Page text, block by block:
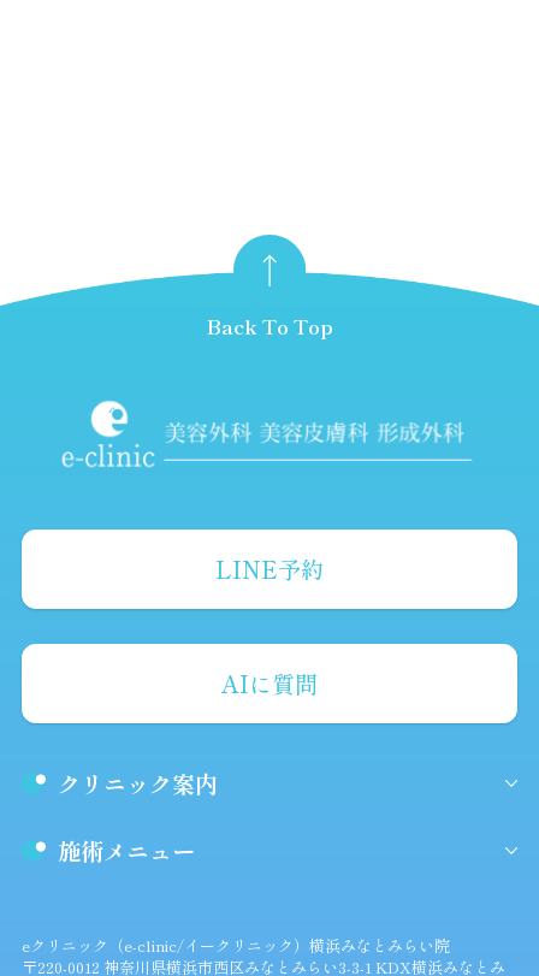
LINE予約
AIに質問
クリニック案内
施術メニュー
eクリニック（e-clinic/イークリニック）横浜みなとみらい院
〒220-0012 神奈川県横浜市西区みなとみらい3-3-1 KDX横浜みなとみ
Back To Top